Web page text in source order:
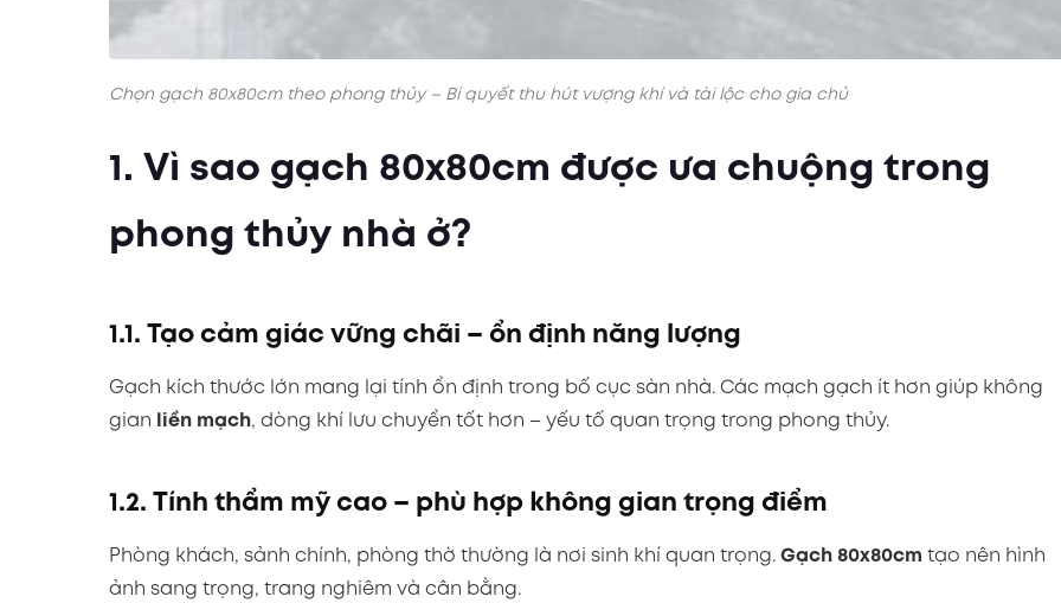
Chọn gạch 80x80cm theo phong thủy – Bí quyết thu hút vượng khí và tài lộc cho gia chủ
1. Vì sao gạch 80x80cm được ưa chuộng trong
phong thủy nhà ở?
1.1. Tạo cảm giác vững chãi – ổn định năng lượng
Gạch kích thước lớn mang lại tính ổn định trong bố cục sàn nhà. Các mạch gạch ít hơn giúp không
gian
liền mạch, dòng khí lưu chuyển tốt hơn – yếu tố quan trọng trong phong thủy.
1.2. Tính thẩm mỹ cao – phù hợp không gian trọng điểm
Phòng khách, sảnh chính, phòng thờ thường là nơi sinh khí quan trọng. Gạch 80x80cm tạo nên hình
ảnh sang trọng, trang nghiêm và cân bằng.